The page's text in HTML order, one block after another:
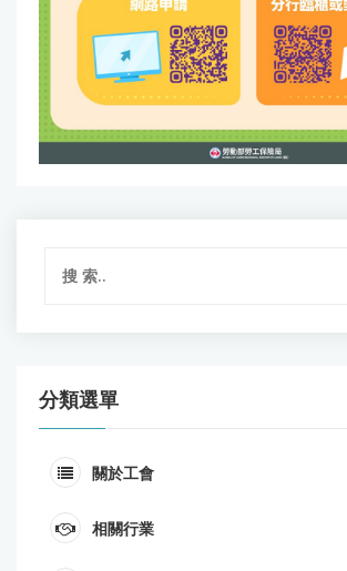
分類選單
關於工會
相關行業